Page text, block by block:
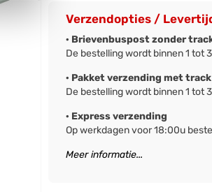
Verzendopties /
· Brievenbuspost zonder
De bestelling wordt binnen 1 tot
· Pakket verzending met
De bestelling wordt binnen 1 tot
· Express verzending
Op werkdagen voor 18:00u
Meer informatie...